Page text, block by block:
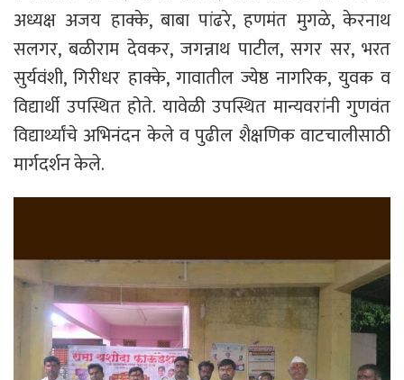
अध्यक्ष अजय हाक्के, बाबा पांढरे, हणमंत मुगळे, केरनाथ
सलगर, बळीराम देवकर, जगन्नाथ पाटील, सगर सर, भरत
सुर्यवंशी, गिरीधर हाक्के, गावातील ज्येष्ठ नागरिक, युवक व
विद्यार्थी उपस्थित होते. यावेळी उपस्थित मान्यवरांनी गुणवंत
विद्यार्थ्यांचे अभिनंदन केले व पुढील शैक्षणिक वाटचालीसाठी
मार्गदर्शन केले.